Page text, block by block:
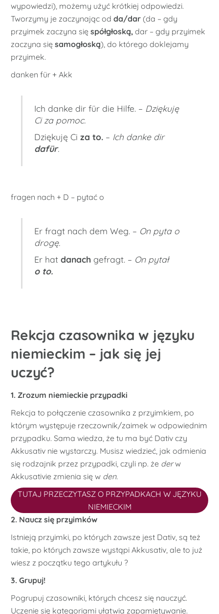
wypowiedzi), możemy użyć krótkiej odpowiedzi.
Tworzymy je zaczynając odda/dar (da – gdy
przyimek zaczyna sięspółgłoską,dar – gdy przyimek
zaczyna sięsamogłoską), do którego doklejamy
przyimek.
danken für + Akk
Ich danke dir für die Hilfe. – Dziękuję
Ci za pomoc.
Dziękuję Ciza to. – Ich danke dir
dafür.
fragen nach + D – pytać o
Er fragt nach dem Weg. – On pyta o
drogę.
Er hatdanach gefragt. – On pytał
o to.
Rekcja czasownika w języku
niemieckim – jak się jej
uczyć?
1. Zrozum niemieckie przypadki
Rekcja to połączenie czasownika z przyimkiem, po
którym występuje rzeczownik/zaimek w odpowiednim
przypadku. Sama wiedza, że tu ma być Dativ czy
Akkusativ nie wystarczy. Musisz wiedzieć, jak odmienia
się rodzajnik przez przypadki, czyli np. że derw
Akkusativie zmienia się w den.
TUTAJ PRZECZYTASZ O PRZYPADKACH W JĘZYKU
NIEMIECKIM
2. Naucz się przyimków
Istnieją przyimki, po których zawsze jest Dativ, są też
takie, po których zawsze wystąpi Akkusativ, ale to już
wiesz z początku tego artykułu ?
3. Grupuj!
Pogrupuj czasowniki, których chcesz się nauczyć.
Uczenie się kategoriami ułatwia zapamiętywanie.